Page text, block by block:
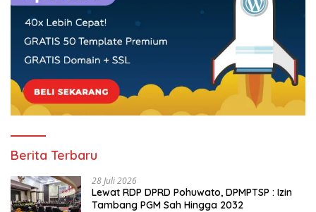
Berita Terbaru
28 Juli 2026
Lewat RDP DPRD Pohuwato, DPMPTSP : Izin
Tambang PGM Sah Hingga 2032